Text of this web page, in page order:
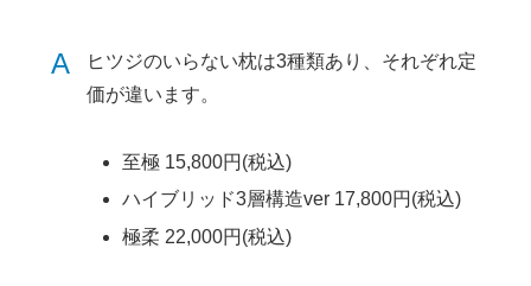
A
ヒツジのいらない枕は3種類あり、それぞれ定
価が違います。
至極 15,800円(税込)
ハイブリッド3層構造ver 17,800円(税込)
極柔 22,000円(税込)